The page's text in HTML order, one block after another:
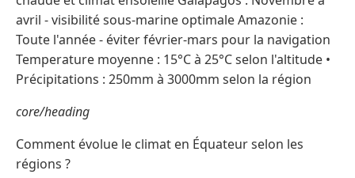
avril - visibilité sous-marine optimale Amazonie :
Toute l'année - éviter février-mars pour la navigation
Temperature moyenne : 15°C à 25°C selon l'altitude •
Précipitations : 250mm à 3000mm selon la région
core/heading
Comment évolue le climat en Équateur selon les
régions ?